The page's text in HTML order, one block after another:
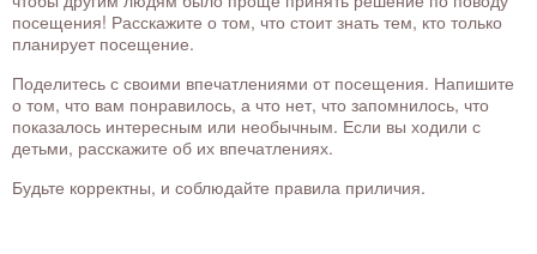
посещения! Расскажите о том, что стоит знать тем, кто только
планирует посещение.
Поделитесь с своими впечатлениями от посещения. Напишите
о том, что вам понравилось, а что нет, что запомнилось, что
показалось интересным или необычным. Если вы ходили с
детьми, расскажите об их впечатлениях.
Будьте корректны, и соблюдайте правила приличия.